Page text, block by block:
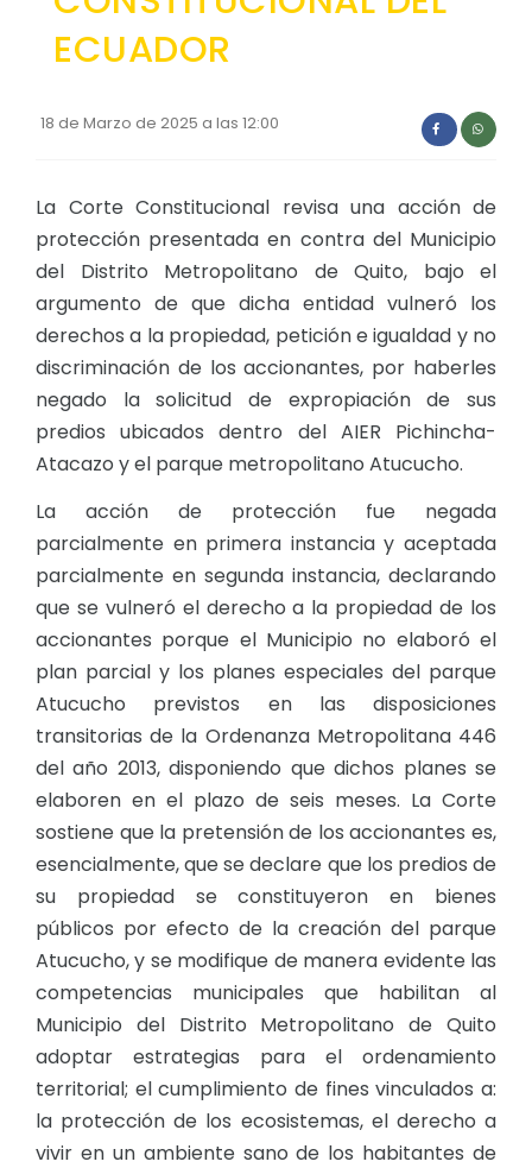
GEOGRAFÍA
ClimaPlan de desarrollo y Ordenamiento Territorial -
Plan Operativo Anual - POA
Convenios Institucionales
PRESUPUESTO: EJECUCIÓN Y REPORTES
Cédulas presupuestarias y balances
Ejecución Presupuestaria
Obras y proyectos
ECUADOR
18 de Marzo de 2025 a las 12:00
La Corte Constitucional revisa una acción de
protección presentada en contra del Municipio
del Distrito Metropolitano de Quito, bajo el
argumento de que dicha entidad vulneró los
derechos a la propiedad, petición e igualdad y no
discriminación de los accionantes, por haberles
negado la solicitud de expropiación de sus
predios ubicados dentro del AIER Pichincha-
Atacazo y el parque metropolitano Atucucho.
La acción de protección fue negada
parcialmente en primera instancia y aceptada
parcialmente en segunda instancia, declarando
que se vulneró el derecho a la propiedad de los
accionantes porque el Municipio no elaboró el
plan parcial y los planes especiales del parque
Atucucho previstos en las disposiciones
transitorias de la Ordenanza Metropolitana 446
del año 2013, disponiendo que dichos planes se
elaboren en el plazo de seis meses. La Corte
sostiene que la pretensión de los accionantes es,
esencialmente, que se declare que los predios de
su propiedad se constituyeron en bienes
públicos por efecto de la creación del parque
Atucucho, y se modifique de manera evidente las
competencias municipales que habilitan al
Municipio del Distrito Metropolitano de Quito
adoptar estrategias para el ordenamiento
territorial; el cumplimiento de fines vinculados a:
la protección de los ecosistemas, el derecho a
vivir en un ambiente sano de los habitantes de